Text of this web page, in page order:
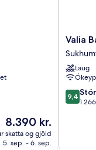
Verðið
er
8.390 kr.
8.390 kr.
skatta og gjöld
5. sep. - 6. sep.
Valia
24
by
Hotels
Valia
Laug
9.4
af
9,4